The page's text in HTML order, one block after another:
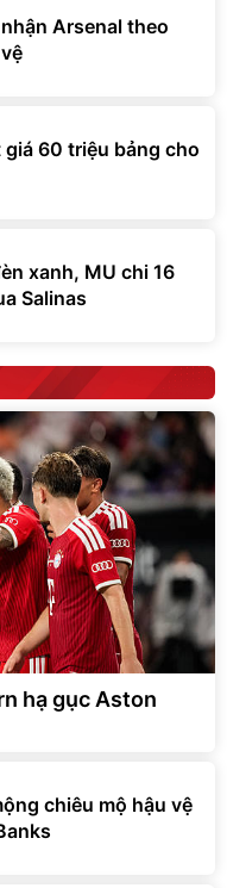
Arsenal theo
giá 60 triệu bảng cho
xanh, MU chi 16
Salinas
hạ gục Aston
chiêu mộ hậu vệ